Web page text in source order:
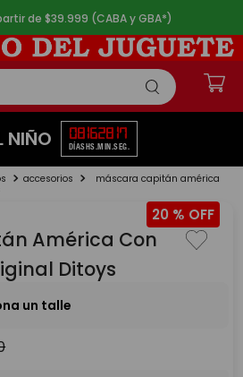
de $39.999 (CABA y GBA*)
NIÑO 08
DÍAS
16
HS.
28
MIN.
17
SEG.
accesorios máscara capitán américa
20 %
América Con
Ditoys